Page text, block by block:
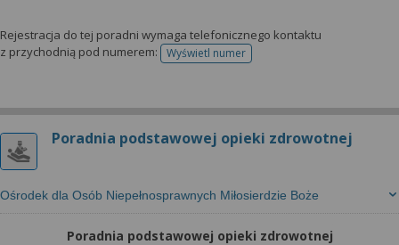
Rejestracja do tej poradni wymaga telefonicznego kontaktu
z przychodnią pod numerem:
Wyświetl numertelefonu do rejestracji
Poradnia podstawowej opieki zdrowotnej
Ośrodek dla Osób Niepełnosprawnych Miłosierdzie Boże
Poradnia podstawowej opieki zdrowotnej